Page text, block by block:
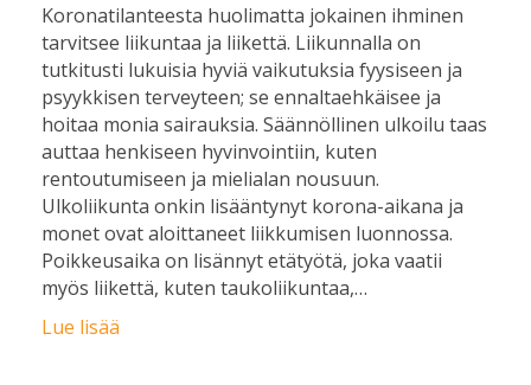
Koronatilanteesta huolimatta jokainen ihminen
tarvitsee liikuntaa ja liikettä. Liikunnalla on
tutkitusti lukuisia hyviä vaikutuksia fyysiseen ja
psyykkisen terveyteen; se ennaltaehkäisee ja
hoitaa monia sairauksia. Säännöllinen ulkoilu taas
auttaa henkiseen hyvinvointiin, kuten
rentoutumiseen ja mielialan nousuun.
Ulkoliikunta onkin lisääntynyt korona-aikana ja
monet ovat aloittaneet liikkumisen luonnossa.
Poikkeusaika on lisännyt etätyötä, joka vaatii
myös liikettä, kuten taukoliikuntaa,…
Lue lisää